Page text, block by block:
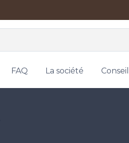
FAQ La société Conseil